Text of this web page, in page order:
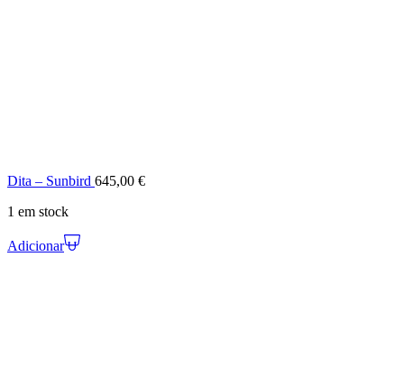
Dita – Sunbird 645,00 €
1 em stock
Adicionar